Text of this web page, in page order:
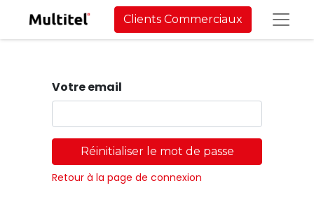
Clients Commerciaux
Votre email
Réinitialiser le mot de passe
Retour à la page de connexion